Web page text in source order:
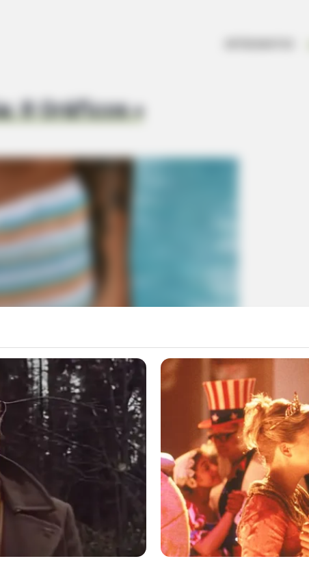
8 Gráficos +
deste verão e tem feito muito sucesso
ele pode ser usado como uma
What I Found On
GLYCOGEN SUPPORT
Eat This Daily To Keep Sugar Below
100